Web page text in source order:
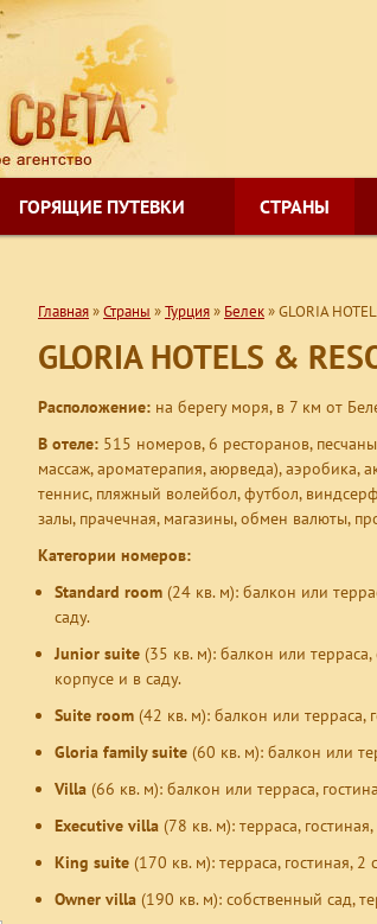
ГОРЯЩИЕ ПУТЕВКИ СТРАНЫ
Главная»Страны »Турция» Белек»GLORIA
GLORIA HOTELS &
Расположение: на берегу моря, в 7 км от
В отеле: 515 номеров, 6 ресторанов,
массаж, ароматерапия, аюрведа), аэробика,
теннис, пляжный волейбол, футбол,
залы, прачечная, магазины, обмен валюты,
Категории номеров:
Standard room (24 кв. м): балкон или
саду.
Junior suite (35 кв. м): балкон или
корпусе и в саду.
Suite room (42 кв. м): балкон или терраса,
Gloria family suite (60 кв. м): балкон или
Villa (66 кв. м): балкон или терраса,
Executive villa (78 кв. м): терраса,
King suite (170 кв. м): терраса, гостиная,
Owner villa (190 кв. м): собственный сад,